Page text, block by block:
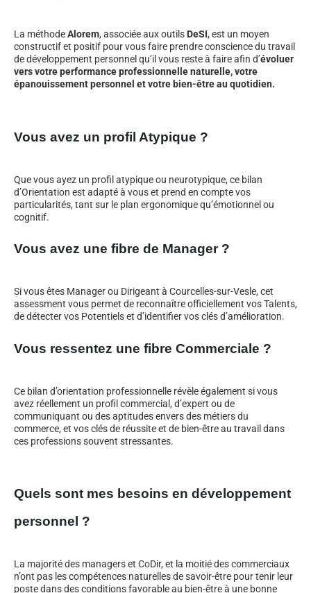
La méthodeAlorem, associée aux outils DeSI, est un moyen
constructif et positif pour vous faire prendre conscience du travail
de développement personnel qu’il vous reste à faire afin d’évoluer
vers votre performance professionnelle naturelle, votre
épanouissement personnel et votre bien-être au quotidien.
Vous avez un profil Atypique ?
Que vous ayez un profil atypique ou neurotypique, ce bilan
d’Orientation est adapté à vous et prend en compte vos
particularités, tant sur le plan ergonomique qu’émotionnel ou
cognitif.
Vous avez une fibre de Manager ?
Si vous êtes Manager ou Dirigeant à Courcelles-sur-Vesle, cet
assessment vous permet de reconnaître officiellement vos Talents,
de détecter vos Potentiels et d’identifier vos clés d’amélioration.
Vous ressentez une fibre Commerciale ?
Ce bilan d’orientation professionnelle révèle également si vous
avez réellement un profil commercial, d’expert ou de
communiquant ou des aptitudes envers des métiers du
commerce, et vos clés de réussite et de bien-être au travail dans
ces professions souvent stressantes.
Quels sont mes besoins en développement
personnel ?
La majorité des managers et CoDir, et la moitié des commerciaux
n’ont pas les compétences naturelles de savoir-être pour tenir leur
poste dans des conditions favorable au bien-être à une bonne